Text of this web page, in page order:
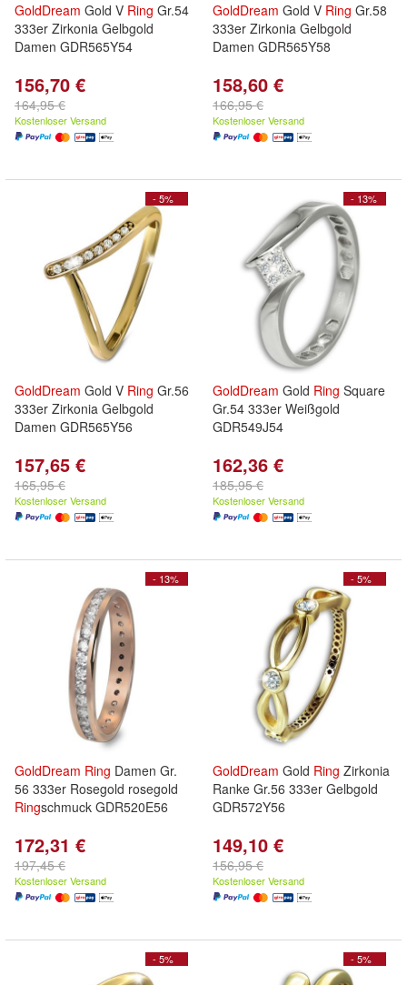
GoldDream Gold V Ring Gr.54
333er Zirkonia Gelbgold
Damen GDR565Y54
156,70 €
164,95 €
Kostenloser Versand
GoldDream Gold V Ring Gr.58
333er Zirkonia Gelbgold
Damen GDR565Y58
158,60 €
166,95 €
Kostenloser Versand
- 5%
GoldDream Gold V Ring Gr.56
333er Zirkonia Gelbgold
Damen GDR565Y56
157,65 €
165,95 €
Kostenloser Versand
- 13%
GoldDream Gold Ring Square
Gr.54 333er Weißgold
GDR549J54
162,36 €
185,95 €
Kostenloser Versand
- 13%
GoldDream Ring Damen Gr.
56 333er Rosegold rosegold
Ringschmuck GDR520E56
172,31 €
197,45 €
Kostenloser Versand
- 5%
GoldDream Gold Ring Zirkonia
Ranke Gr.56 333er Gelbgold
GDR572Y56
149,10 €
156,95 €
Kostenloser Versand
- 5% - 5%